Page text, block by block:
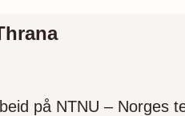
på NTNU – Norges